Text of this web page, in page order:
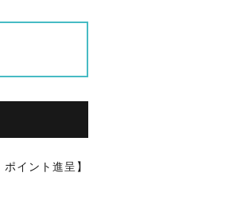
ポイント進呈】